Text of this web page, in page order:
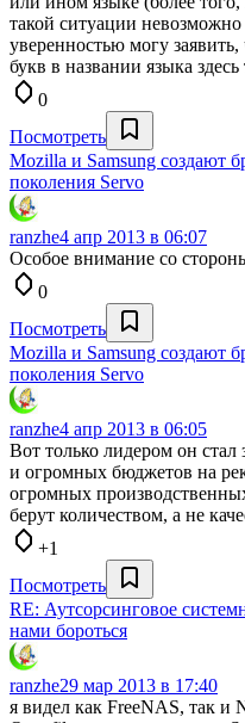
такой ситуации
уверенностью могу
букв в названии языка здесь
0
Посмотреть
Mozilla и Samsung создают
поколения Servo
ranzhe4 апр 2013 в 06:07
Особое внимание со
0
Посмотреть
Mozilla и Samsung создают
поколения Servo
ranzhe4 апр 2013 в 06:05
Вот только лидером он стал
и огромных бюджетов на
огромных
берут количеством, а не
+1
Посмотреть
RE: Аутсорсинговое
нами бороться
ranzhe29 мар 2013 в 17:40
я видел как FreeNAS, так и